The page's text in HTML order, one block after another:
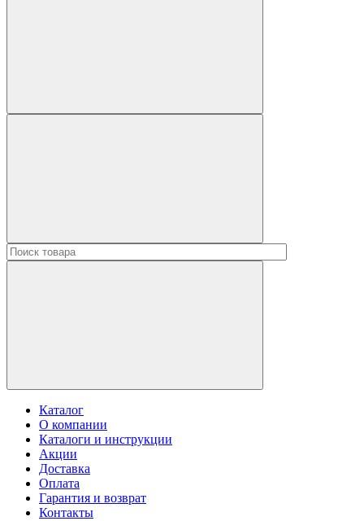
Каталог
О компании
Каталоги и инструкции
Акции
Доставка
Оплата
Гарантия и возврат
Контакты